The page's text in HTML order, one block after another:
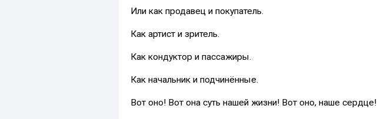
Или как продавец и покупатель.
Как артист и зритель.
Как кондуктор и пассажиры.
Как начальник и подчинённые.
Вот оно! Вот она суть нашей жизни! Вот оно, наше сердце!